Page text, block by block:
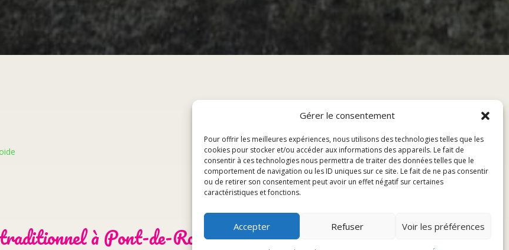
Gérer le consentement
Pour offrir les meilleures expériences, nous utilisons des technologies telles que les
cookies pour stocker et/ou accéder aux informations des appareils. Le fait de
consentir à ces technologies nous permettra de traiter des données telles que le
comportement de navigation ou les ID uniques sur ce site. Le fait de ne pas consentir
ou de retirer son consentement peut avoir un effet négatif sur certaines
caractéristiques et fonctions.
Accepter Refuser Voir les préférences
à Pont-de-Roide